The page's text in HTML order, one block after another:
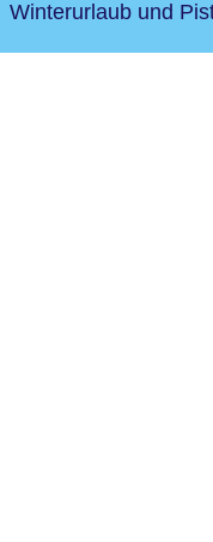
Winterurlaub und